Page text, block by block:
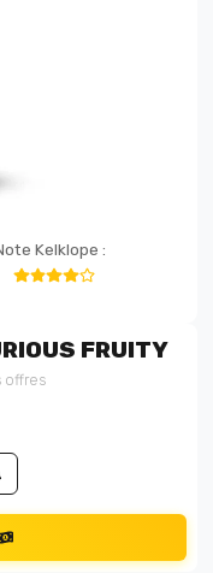
Kelklope :
FRUITY
offres